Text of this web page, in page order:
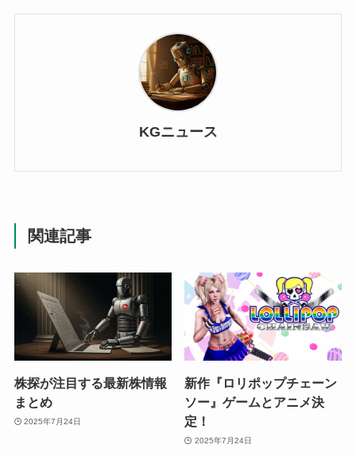
KGニュース
関連記事
株探が注目する最新株情報
まとめ
2025年7月24日
新作『ロリポップチェーン
ソー』ゲームとアニメ決
定！
2025年7月24日